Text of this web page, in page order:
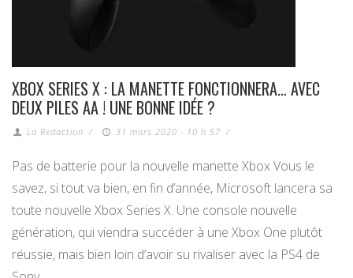
XBOX SERIES X : LA MANETTE FONCTIONNERA… AVEC
DEUX PILES AA ! UNE BONNE IDÉE ?
La Redaction / 31 mars 2020 - 10 h 57 /
Pas de batterie pour la nouvelle manette Xbox Vous le
savez, si tout va bien, en fin d’année, Microsoft lancera sa
toute nouvelle Xbox Series X. Une console nouvelle
génération, qui viendra succéder à une Xbox One plutôt
réussie, mais bien loin d’avoir su rivaliser avec la PS4 de